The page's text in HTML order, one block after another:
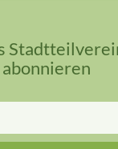
abonnieren
Adresse